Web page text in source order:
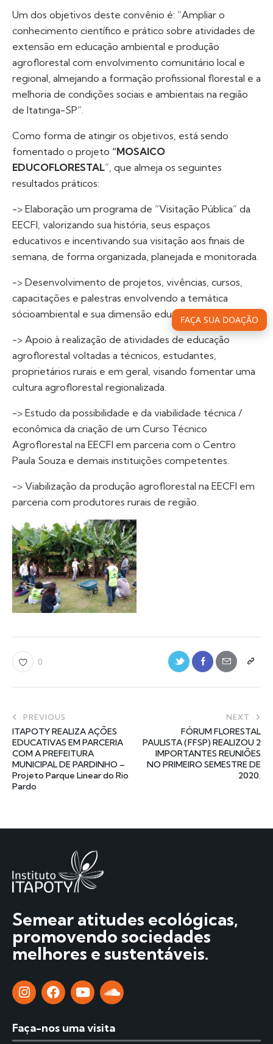
Um dos objetivos deste convênio é: “Ampliar o
conhecimento científico e prático sobre atividades de
extensão em educação ambiental e produção
agroflorestal com envolvimento comunitário local e
regional, almejando a formação profissional florestal e a
melhoria de condições sociais e ambientais na região
de Itatinga-SP”.
Como forma de atingir os objetivos, está sendo
fomentado o projeto “MOSAICO
EDUCOFLORESTAL”, que almeja os seguintes
resultados práticos:
-> Elaboração um programa de “Visitação Pública” da
EECFI, valorizando sua história, seus espaços
educativos e incentivando sua visitação aos finais de
semana, de forma organizada, planejada e monitorada.
-> Desenvolvimento de projetos, vivências, cursos,
capacitações e palestras envolvendo a temática
sócioambiental e sua dimensão educativa na EECFI.
-> Apoio à realização de atividades de educação
agroflorestal voltadas a técnicos, estudantes,
proprietários rurais e em geral, visando fomentar uma
cultura agroflorestal regionalizada.
-> Estudo da possibilidade e da viabilidade técnica /
econômica da criação de um Curso Técnico
Agroflorestal na EECFI em parceria com o Centro
Paula Souza e demais instituições competentes.
-> Viabilização da produção agroflorestal na EECFI em
parceria com produtores rurais de região.
0
PREVIOUS
ITAPOTY REALIZA AÇÕES
EDUCATIVAS EM PARCERIA
COM A PREFEITURA
MUNICIPAL DE PARDINHO –
Projeto Parque Linear do Rio
Pardo
NEXT
FÓRUM FLORESTAL
PAULISTA (FFSP) REALIZOU 2
IMPORTANTES REUNIÕES
NO PRIMEIRO SEMESTRE DE
2020.
Semear atitudes ecológicas,
promovendo sociedades
melhores e sustentáveis.
Faça-nos uma visita
FAÇA SUA DOAÇÃO